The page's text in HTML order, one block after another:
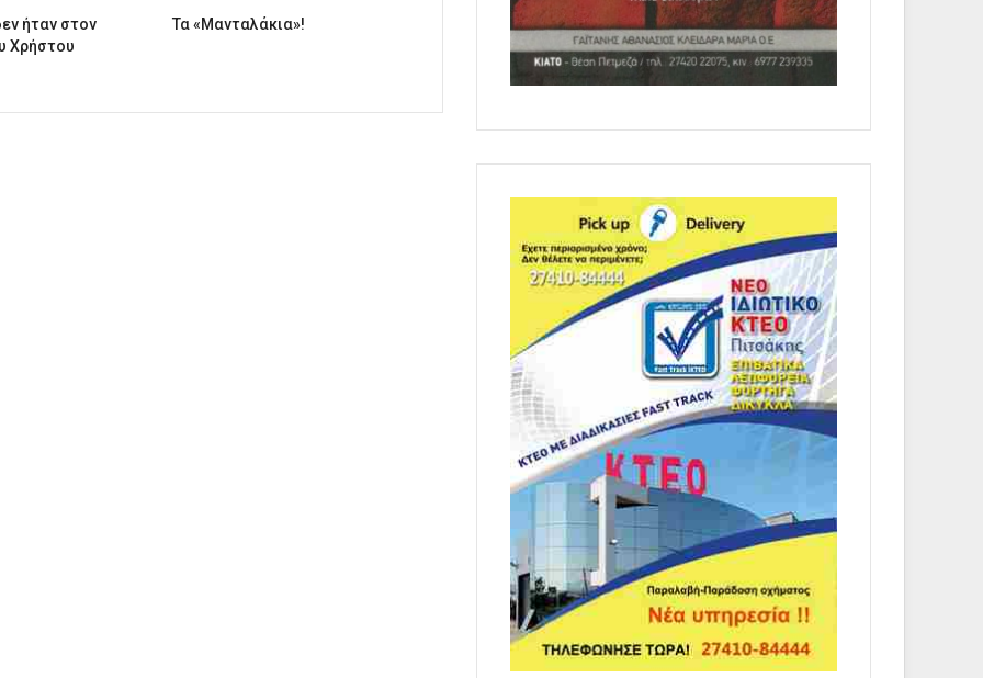
ήταν στον
Χρήστου
Τα «Μανταλάκια»!